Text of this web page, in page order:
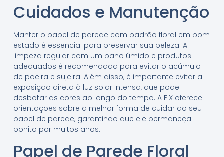
Cuidados e Manutenção
Manter o papel de parede com padrão floral em bom
estado é essencial para preservar sua beleza. A
limpeza regular com um pano úmido e produtos
adequados é recomendada para evitar o acúmulo
de poeira e sujeira. Além disso, é importante evitar a
exposição direta à luz solar intensa, que pode
desbotar as cores ao longo do tempo. A FIX oferece
orientações sobre a melhor forma de cuidar do seu
papel de parede, garantindo que ele permaneça
bonito por muitos anos.
Papel de Parede Floral